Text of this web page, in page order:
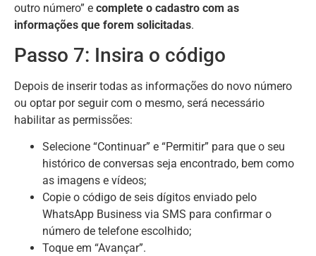
outro número” e complete o cadastro com as
informações que forem solicitadas.
Passo 7: Insira o código
Depois de inserir todas as informações do novo número
ou optar por seguir com o mesmo, será necessário
habilitar as permissões:
Selecione “Continuar” e “Permitir” para que o seu
histórico de conversas seja encontrado, bem como
as imagens e vídeos;
Copie o código de seis dígitos enviado pelo
WhatsApp Business via SMS para confirmar o
número de telefone escolhido;
Toque em “Avançar”.